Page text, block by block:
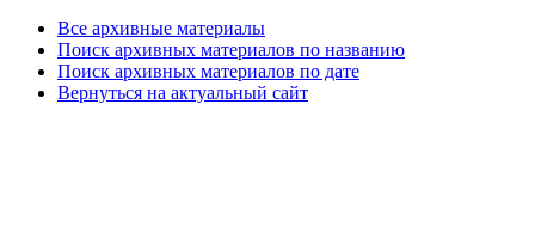
Все архивные материалы
Поиск архивных материалов по названию
Поиск архивных материалов по дате
Вернуться на актуальный сайт